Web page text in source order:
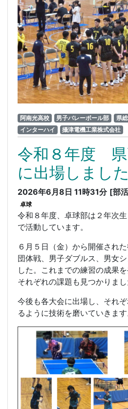
阿南光高校 男子バレーボール部 県
インターハイ
攝津電機工業株式会社
令和８年度 県
に出場しました
2026年6月8日 11時31分 [部
卓球
令和８年度、卓球部は２年次
で活動しています。
６月５日（金）から開催され
団体戦、男子ダブルス、男女
した。これまでの練習の成果を
それぞれの課題も見つかりまし
今後も各大会に出場し、それ
るように技術を磨いていきます